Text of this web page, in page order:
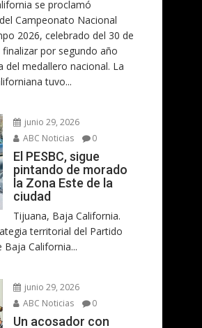
se proclamó
Campeonato Nacional
2026, celebrado del 30 de
por segundo año
del medallero nacional. La
tuvo...
junio 29, 2026
ABC Noticias
0
El PESBC, sigue
pintando de morado
la Zona Este de la
ciudad
Tijuana, Baja California.
territorial del Partido
Baja California...
junio 29, 2026
ABC Noticias
0
Un acosador con